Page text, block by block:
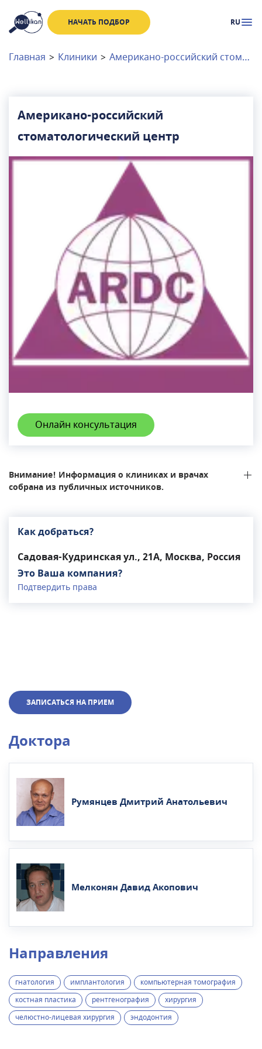
НАЧАТЬ ПОДБОР RU
Доктора
Клиники
Главная > Клиники > Американо-российский стоматологический центр
Американо-российский
стоматологический центр
Онлайн консультация
Внимание! Информация о клиниках и врачах
собрана из публичных источников.
Как добраться?
Садовая-Кудринская ул., 21А, Москва, Россия
Это Ваша компания?
Подтвердить права
ЗАПИСАТЬСЯ НА ПРИЕМ
Доктора
Румянцев Дмитрий Анатольевич
Мелконян Давид Акопович
Направления
гнатология имплантология
компьютерная томография
костная пластика
рентгенография
хирургия
челюстно-лицевая хирургия
эндодонтия